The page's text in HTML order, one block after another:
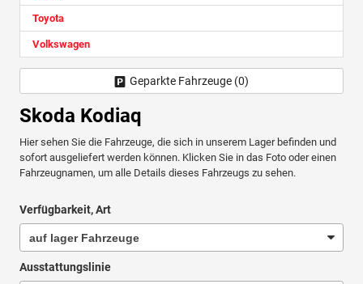
Skoda Kodiaq
Hier sehen Sie die Fahrzeuge, die sich in unserem Lager befinden und
sofort ausgeliefert werden können. Klicken Sie in das Foto oder einen
Fahrzeugnamen, um alle Details dieses Fahrzeugs zu sehen.
Verfügbarkeit, Art
Ausstattungslinie
Toyota
Volkswagen
Geparkte Fahrzeuge (0)